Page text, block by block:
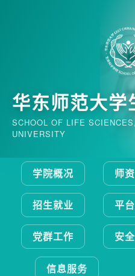
华东师范大
SCHOOL OF LIFE
UNIVERSITY
学院概况 师
招生就业 平
党群工作 安
信息服务